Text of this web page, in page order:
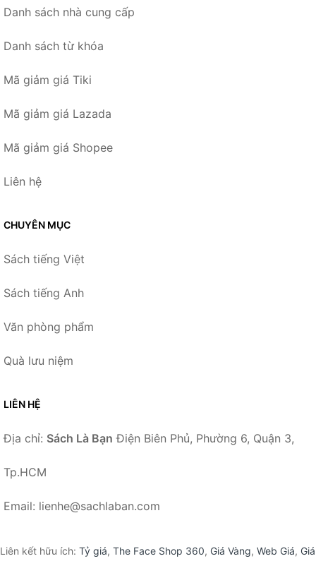
Danh sách nhà cung cấp
Danh sách từ khóa
Mã giảm giá Tiki
Mã giảm giá Lazada
Mã giảm giá Shopee
Liên hệ
CHUYÊN MỤC
Sách tiếng Việt
Sách tiếng Anh
Văn phòng phẩm
Quà lưu niệm
LIÊN HỆ
Địa chỉ: Sách Là Bạn Điện Biên Phủ, Phường 6, Quận 3,
Tp.HCM
Email: lienhe@sachlaban.com
Liên kết hữu ích: Tỷ giá, The Face Shop 360, Giá Vàng, Web Giá, Giá